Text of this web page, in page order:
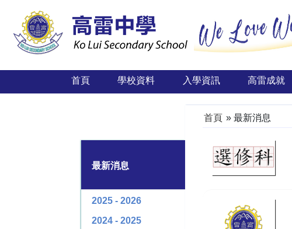
首頁 學校資料 入學資訊 高雷成就
最新消息
2025 - 2026
2024 - 2025
首頁 » 最新消息